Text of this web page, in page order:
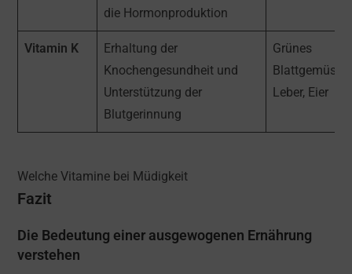
die Hormonproduktion
Vitamin K
Erhaltung der
Knochengesundheit und
Unterstützung der
Blutgerinnung
Grünes
Blattgemüse,
Leber, Eier
Welche Vitamine bei Müdigkeit
Fazit
Die Bedeutung einer ausgewogenen Ernährung
verstehen